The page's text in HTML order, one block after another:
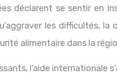
déclarent se sentir en
les difficultés, la
alimentaire dans la
l’aide internationale